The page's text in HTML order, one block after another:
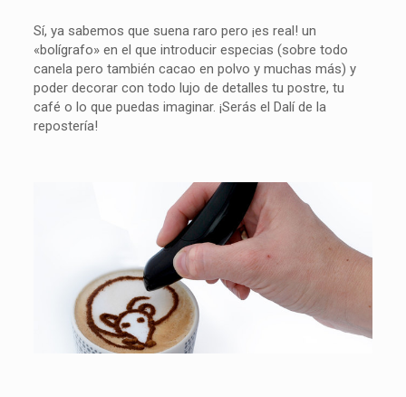
Sí, ya sabemos que suena raro pero ¡es real! un
«bolígrafo» en el que introducir especias (sobre todo
canela pero también cacao en polvo y muchas más) y
poder decorar con todo lujo de detalles tu postre, tu
café o lo que puedas imaginar. ¡Serás el Dalí de la
repostería!